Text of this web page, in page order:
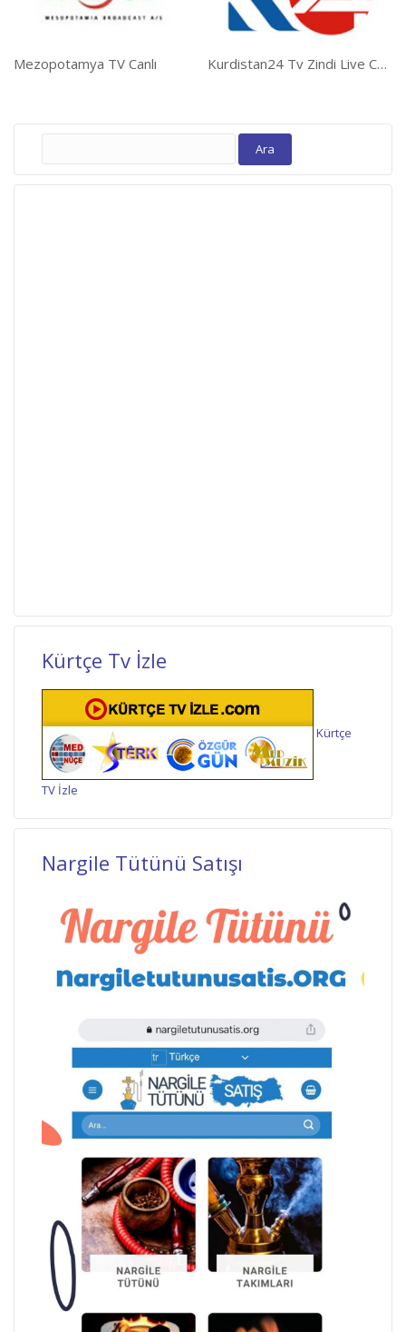
Mezopotamya TV Canlı Kurdistan24 Tv Zindi Live Canlı
Arama:
Kürtçe Tv İzle
Kürtçe
TV İzle
Nargile Tütünü Satışı